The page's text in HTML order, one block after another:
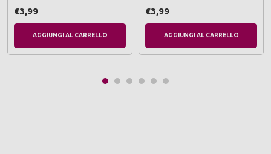
€3,99
AGGIUNGI AL CARRELLO
€3,99
AGGIUNGI AL CARRELLO